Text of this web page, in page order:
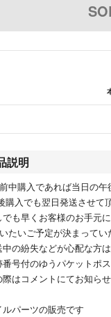
説明
中購入であれば当日の午
購入でも翌日発送させて
でも早くお客様のお手元
たいご予定が決まってい
中の紛失などが心配な方
番号付のゆうパケットポ
際はコメントにてお知ら
ルパーツの販売です